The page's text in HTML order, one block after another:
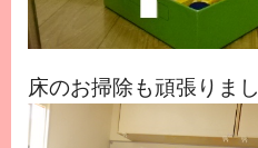
床のお掃除も頑張りま